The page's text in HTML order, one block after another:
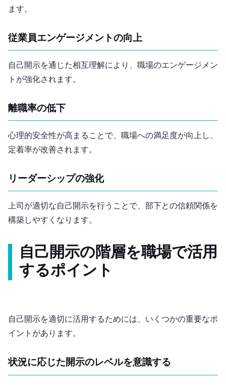
ます。
従業員エンゲージメントの向上
自己開示を通じた相互理解により、職場のエンゲージメン
トが強化されます。
離職率の低下
心理的安全性が高まることで、職場への満足度が向上し、
定着率が改善されます。
リーダーシップの強化
上司が適切な自己開示を行うことで、部下との信頼関係を
構築しやすくなります。
自己開示の階層を職場で活用
するポイント
自己開示を適切に活用するためには、いくつかの重要なポ
イントがあります。
状況に応じた開示のレベルを意識する